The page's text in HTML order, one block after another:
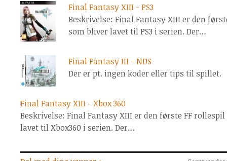
Final Fantasy XIII - PS3
Beskrivelse: Final Fantasy XIII er den
som bliver lavet til PS3 i serien. Der…
Final Fantasy III - NDS
Der er pt. ingen koder eller tips til spillet.
Final Fantasy XIII - Xbox 360
Beskrivelse: Final Fantasy XIII er den første FF
lavet til Xbox360 i serien. Der…